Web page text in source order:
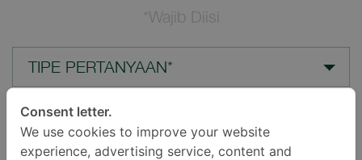
*Wajib Diisi
TIPE PERTANYAAN*
LOKASI*
Consent letter.
We use cookies to improve your website
experience, advertising service, content and